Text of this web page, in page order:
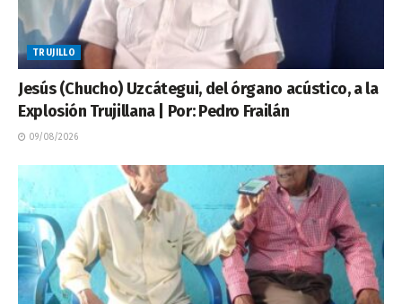
TRUJILLO
Jesús (Chucho) Uzcátegui, del órgano acústico, a la
Explosión Trujillana | Por: Pedro Frailán
09/08/2026